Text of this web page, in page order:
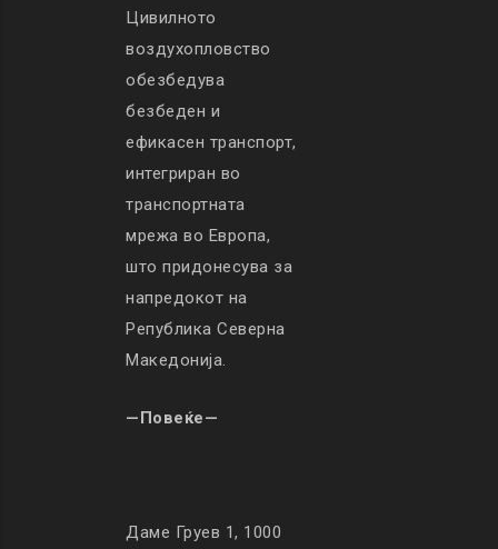
Цивилното
воздухопловство
обезбедува
безбеден и
ефикасен транспорт,
интегриран во
транспортната
мрежа во Европа,
што придонесува за
напредокот на
Република Северна
Македонија.
—Повеќе—
Даме Груев 1, 1000